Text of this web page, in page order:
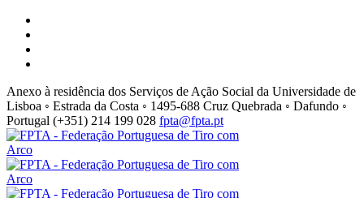
Anexo à residência dos Serviços de Ação Social da Universidade de
Lisboa ◦ Estrada da Costa ◦ 1495-688 Cruz Quebrada ◦ Dafundo ◦
Portugal (+351) 214 199 028 fpta@fpta.pt